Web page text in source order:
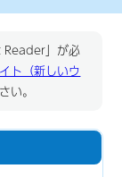
Reader」が必
ト（新しいウ
い。